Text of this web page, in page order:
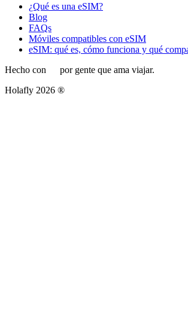
¿Qué es una eSIM?
Blog
FAQs
Móviles compatibles con eSIM
eSIM: qué es, cómo funciona y qué
Hecho con
por gente que ama viajar.
Holafly 2026 ®